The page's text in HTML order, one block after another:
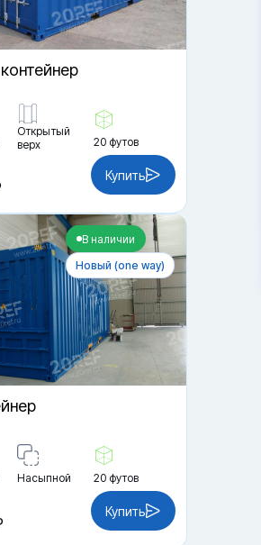
Открытый
верх
20 футов
Купить
В наличии
Новый (one way)
Насыпной 20 футов
Купить